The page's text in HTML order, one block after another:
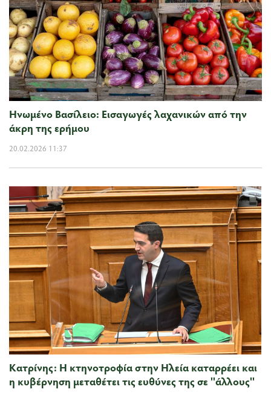
Ηνωμένο Βασίλειο: Εισαγωγές λαχανικών από την
άκρη της ερήμου
20.02.2026 11:37
Κατρίνης: Η κτηνοτροφία στην Ηλεία καταρρέει και
η κυβέρνηση μεταθέτει τις ευθύνες της σε ''άλλους''